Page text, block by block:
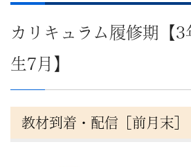
ま
す。
信
教
カリキュラム履修期【
生7月】
教材到着・配信［前月末